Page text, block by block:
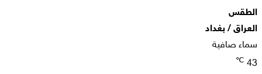
الطقس
العراق / بغداد
سماء صافية
43
℃